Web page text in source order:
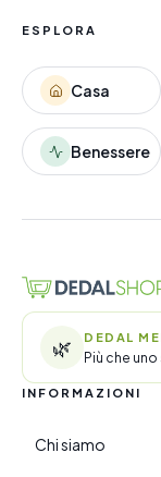
ESPLORA
Casa
Benessere
🌿 DEDAL
Più che
INFORMAZIONI
Chi siamo